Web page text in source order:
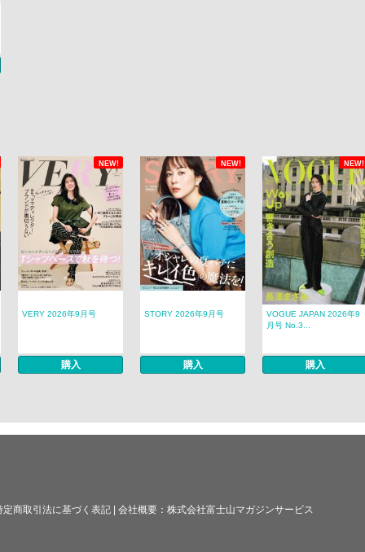
NEW! NEW! NEW!
VERY 2026年9月号
購入
STORY 2026年9月号
購入
VOGUE JAPAN 2026年9
月号 No.3...
購入
定商取引法に基づく表記 会社概要： 株式会社富士山マガジンサービス